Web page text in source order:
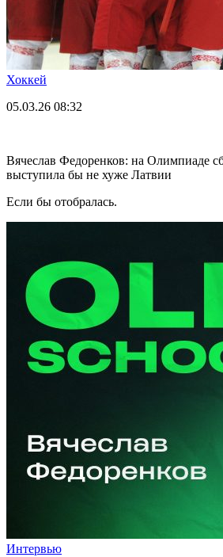
Хоккей
05.03.26 08:32
Вячеслав Федоренков: на Олимпиаде
выступила бы не хуже Латвии
Если бы отобралась.
Интервью